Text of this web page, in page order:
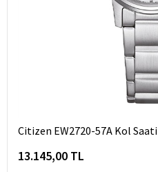
Citizen EW2720-57A Kol Saati
13.145,00 TL